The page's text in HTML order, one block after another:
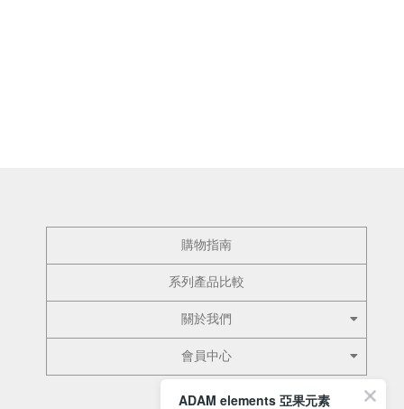
購物指南
系列產品比較
關於我們
會員中心
ADAM elements 亞果元素